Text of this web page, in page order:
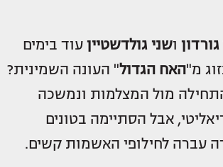
ושני גולדשטיין עוד בימים
מ"האח הגדול" העונה השמינית?
מול המצלמות ונמשכה
אבל הסתיימה בטונים
עברה לחילופי האשמות קשים.